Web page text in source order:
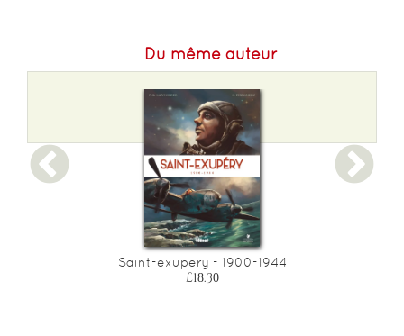
Du même auteur
Saint-exupery - 1900-1944
£18.30